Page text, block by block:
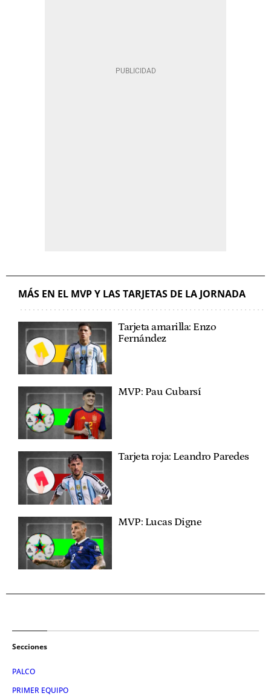
MÁS EN EL MVP Y LAS TARJETAS DE LA JORNADA
Tarjeta amarilla: Enzo
Fernández
MVP: Pau Cubarsí
Tarjeta roja: Leandro Paredes
MVP: Lucas Digne
Secciones
PALCO
PRIMER EQUIPO